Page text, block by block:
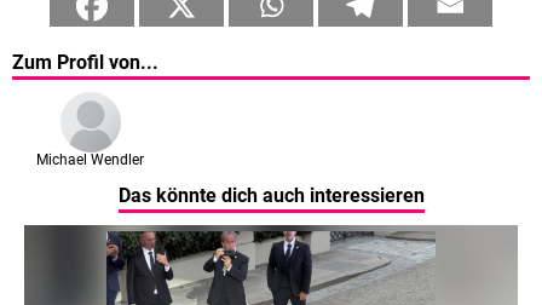
Zum Profil von...
Michael Wendler
Das könnte dich auch interessieren